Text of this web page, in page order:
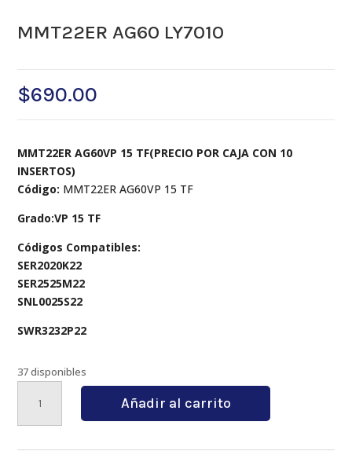
MMT22ER AG60 LY7010
$690.00
MMT22ER AG60VP 15 TF(PRECIO POR CAJA CON 10
INSERTOS)
Código: MMT22ER AG60VP 15 TF
Grado:VP 15 TF
Códigos Compatibles:
SER2020K22
SER2525M22
SNL0025S22
SWR3232P22
37 disponibles
AG60
LY7010
Añadir al carrito